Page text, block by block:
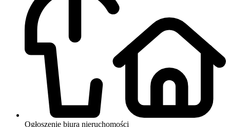
Ogłoszenie biura nieruchomości